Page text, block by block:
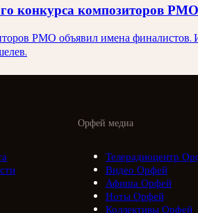
конкурса композиторов РМО
РМО объявил имена
Орфей медиа
Телерадиоцентр
Видео Орфей
Афиша Орфей
Ноты Орфей
Коллективы Орфей